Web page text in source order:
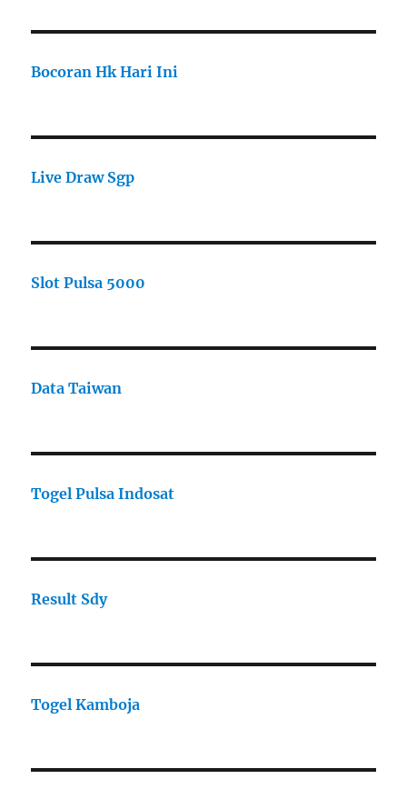
Bocoran Hk Hari Ini
Live Draw Sgp
Slot Pulsa 5000
Data Taiwan
Togel Pulsa Indosat
Result Sdy
Togel Kamboja